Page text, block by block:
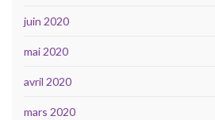
juin 2020
mai 2020
avril 2020
mars 2020